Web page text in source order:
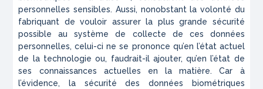
personnelles sensibles. Aussi, nonobstant la volonté du
fabriquant de vouloir assurer la plus grande sécurité
possible au système de collecte de ces données
personnelles, celui-ci ne se prononce qu’en l’état actuel
de la technologie ou, faudrait-il ajouter, qu’en l’état de
ses connaissances actuelles en la matière. Car à
l’évidence, la sécurité des données biométriques